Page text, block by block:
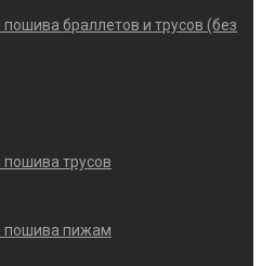
браллетов и трусов (без
трусов
пошива пижам